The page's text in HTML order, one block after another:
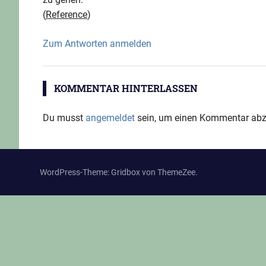
Reference
Zum Antworten anmelden
KOMMENTAR HINTERLASSEN
Du musst angemeldet sein, um einen Kommentar
WordPress-Theme: Gridbox von ThemeZee.